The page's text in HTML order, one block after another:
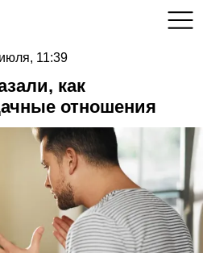
11:39
как
отношения